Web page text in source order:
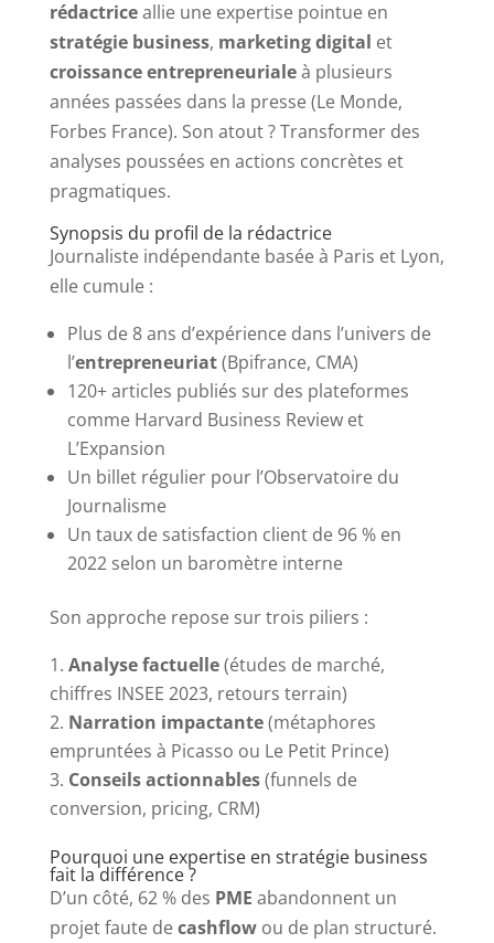
rédactriceallie une expertise pointue en
stratégie business, marketing digital et
croissance entrepreneurialeà plusieurs
années passées dans la presse (Le Monde,
Forbes France). Son atout ? Transformer des
analyses poussées en actions concrètes et
pragmatiques.
Synopsis du profil de la rédactrice
Journaliste indépendante basée à Paris et Lyon,
elle cumule :
Plus de 8 ans d’expérience dans l’univers de
l’entrepreneuriat(Bpifrance, CMA)
120+ articles publiés sur des plateformes
comme Harvard Business Review et
L’Expansion
Un billet régulier pour l’Observatoire du
Journalisme
Un taux de satisfaction client de 96 % en
2022 selon un baromètre interne
Son approche repose sur trois piliers :
Analyse factuelle(études de marché,
chiffres INSEE 2023, retours terrain)
Narration impactante(métaphores
empruntées à Picasso ou Le Petit Prince)
Conseils actionnables(funnels de
conversion, pricing, CRM)
Pourquoi une expertise en stratégie business
fait la différence ?
D’un côté, 62 % des PME abandonnent un
projet faute decashflowou de plan structuré.